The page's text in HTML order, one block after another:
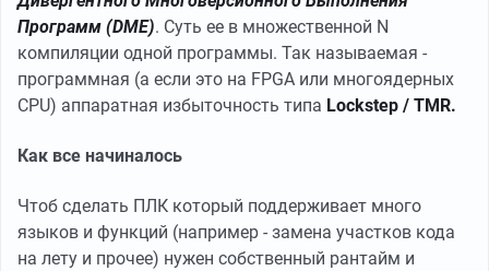
Программ (DME). Суть ее в множественной N
компиляции одной программы. Так называемая -
программная (а если это на FPGA или многоядерных
CPU) аппаратная избыточность типа Lockstep / TMR.
Как все начиналось
Чтоб сделать ПЛК который поддерживает много
языков и функций (например - замена участков кода
на лету и прочее) нужен собственный рантайм и